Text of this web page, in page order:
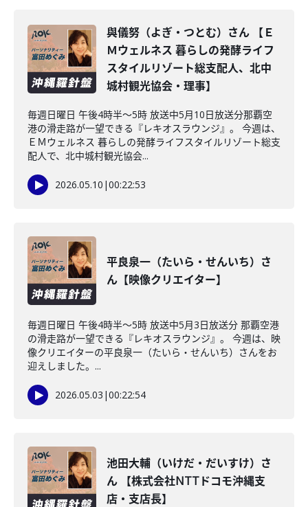
與儀努（よぎ・つとむ）さん 【Ｅ
Ｍウェルネス 暮らしの発酵ライフ
スタイルリゾート総支配人、北中
城村観光協会・理事】
毎週日曜日 午後4時半～5時 放送中5月10日放送分那覇空
港の滑走路が一望できる『レキオスラウンジ』。 今週は、
ＥＭウェルネス 暮らしの発酵ライフスタイルリゾート総支
配人で、北中城村観光協会...
2026.05.10 |00:22:53
平良泉一（たいら・せんいち）さ
ん【映像クリエイター】
毎週日曜日 午後4時半～5時 放送中5月3日放送分 那覇空港
の滑走路が一望できる『レキオスラウンジ』。 今週は、映
像クリエイターの平良泉一（たいら・せんいち）さんをお
迎えしました。...
2026.05.03 |00:22:54
池田大輔（いけだ・だいすけ）さ
ん 【株式会社NTTドコモ沖縄支
店・支店長】